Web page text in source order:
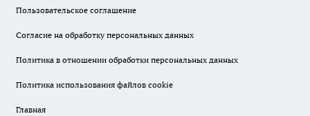
Пользовательское соглашение
Согласие на обработку персональных данных
Политика в отношении обработки персональных данных
Политика использования файлов cookie
Главная